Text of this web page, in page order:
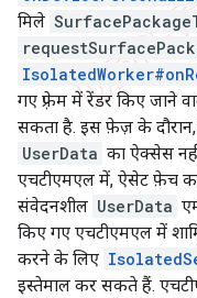
मिले
गए फ़्रेम में रेंडर किए जाने
सकता है. इस फ़ेज़ के
UserData का ऐक्सेस
एचटीएमएल में, ऐसेट फ़ेच
संवेदनशील UserData
किए गए एचटीएमएल में
करने के लिए
इस्तेमाल कर सकते हैं.